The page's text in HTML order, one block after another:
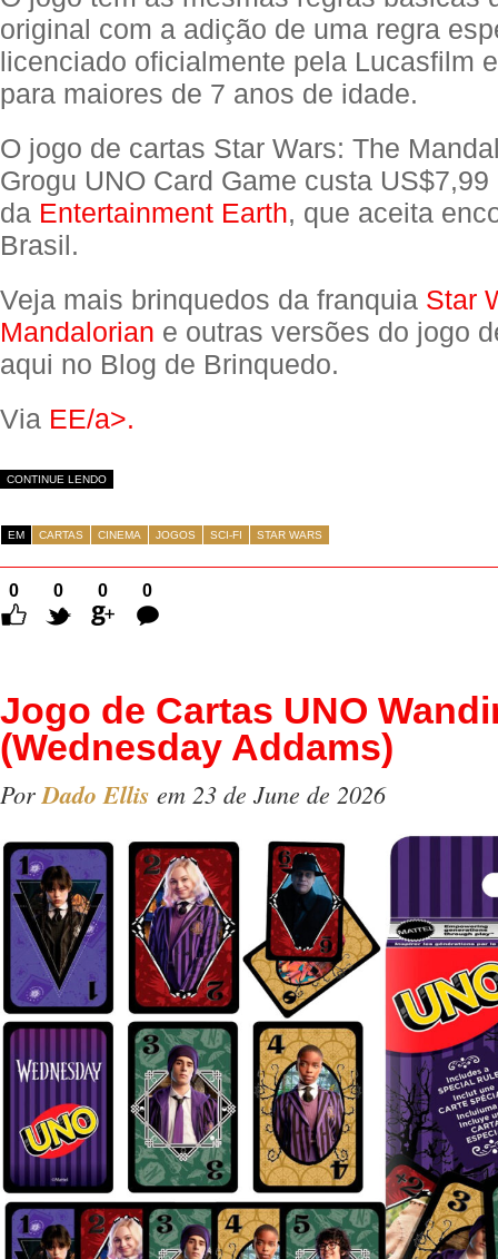
original com a adição de uma regra
licenciado oficialmente pela Lucasfilm
para maiores de 7 anos de idade.
O jogo de cartas Star Wars: The
Grogu UNO Card Game custa
da Entertainment Earth, que aceita
Brasil.
Veja mais brinquedos da franquia Star
Mandalorian e outras versões do jogo
aqui no Blog de Brinquedo.
Via EE/a>.
CONTINUE LENDO
EM CARTAS CINEMA JOGOS SCI-FI STAR WARS
0 0 0
0
Comentários
Jogo de Cartas UNO
(Wednesday Addams)
PorDado Ellis em 23 de June de 2026